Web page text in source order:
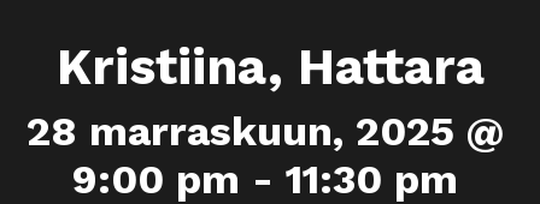
Kristiina, Hattara
28 marraskuun, 2025 @
9:00 pm - 11:30 pm